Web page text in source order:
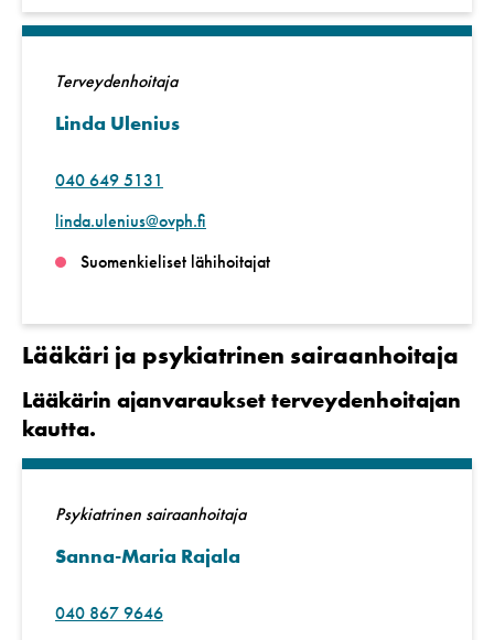
Terveydenhoitaja
Linda Ulenius
040 649 5131
linda.ulenius@ovph.fi
Suomenkieliset lähihoitajat
Lääkäri ja psykiatrinen sairaanhoitaja
Lääkärin ajanvaraukset terveydenhoitajan
kautta.
Psykiatrinen sairaanhoitaja
Sanna-Maria Rajala
040 867 9646